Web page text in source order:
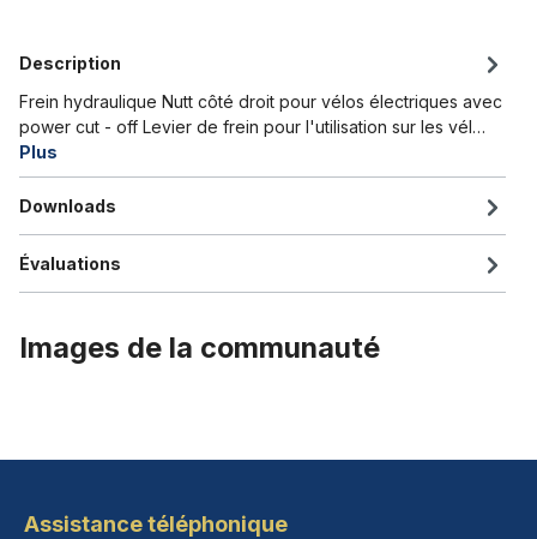
Description
Frein hydraulique Nutt côté droit pour vélos électriques avec
power cut - off Levier de frein pour l'utilisation sur les vél…
Plus
Downloads
Évaluations
Images de la communauté
Assistance téléphonique